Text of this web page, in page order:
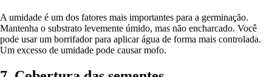
A umidade é um dos fatores mais importantes para a germinação.
Mantenha o substrato levemente úmido, mas não encharcado. Você
pode usar um borrifador para aplicar água de forma mais controlada.
Um excesso de umidade pode causar mofo.